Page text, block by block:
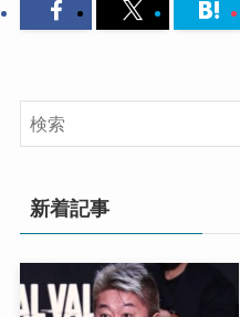
新着記事